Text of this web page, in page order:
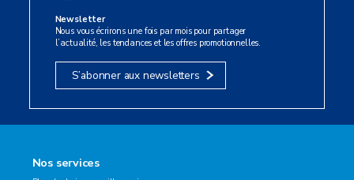
Newsletter
Nous vous écrirons une fois par mois pour partager
l’actualité, les tendances et les offres promotionnelles.
S’abonner aux newsletters
Nos services